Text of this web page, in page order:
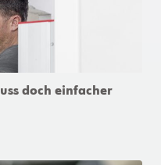
doch einfacher